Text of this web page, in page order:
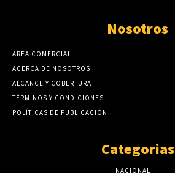
Nosotros
AREA COMERCIAL
ACERCA DE NOSOTROS
ALCANCE Y COBERTURA
TÉRMINOS Y CONDICIONES
POLÍTICAS DE PUBLICACIÓN
Categorias
NACIONAL